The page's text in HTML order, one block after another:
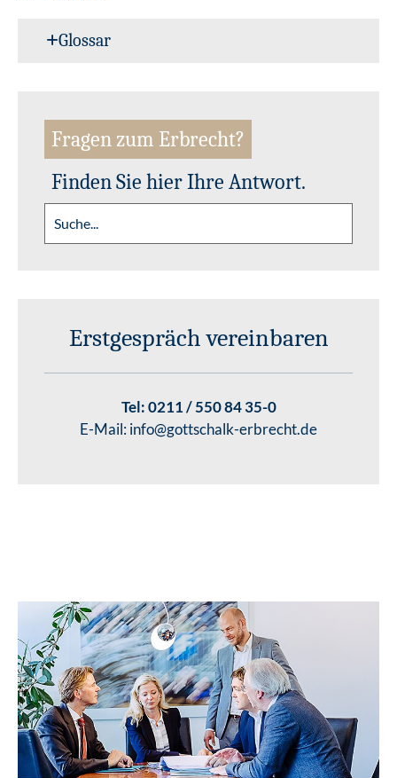
Glossar
Fragen zum Erbrecht?
Finden Sie hier Ihre Antwort.
Erstgespräch vereinbaren
Tel:0211 / 550 84 35-0
E-Mail: info@gottschalk-erbrecht.de